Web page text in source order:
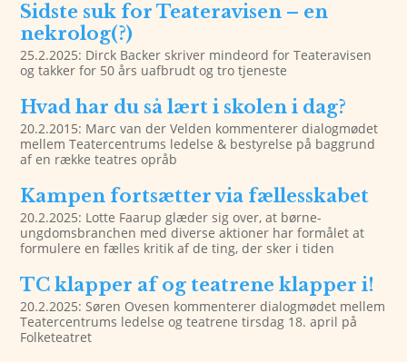
Sidste suk for Teateravisen – en
nekrolog(?)
25.2.2025: Dirck Backer skriver mindeord for Teateravisen
og takker for 50 års uafbrudt og tro tjeneste
Hvad har du så lært i skolen i dag?
20.2.2015: Marc van der Velden kommenterer dialogmødet
mellem Teatercentrums ledelse & bestyrelse på baggrund
af en række teatres opråb
Kampen fortsætter via fællesskabet
20.2.2025: Lotte Faarup glæder sig over, at børne-
ungdomsbranchen med diverse aktioner har formålet at
formulere en fælles kritik af de ting, der sker i tiden
TC klapper af og teatrene klapper i!
20.2.2025: Søren Ovesen kommenterer dialogmødet mellem
Teatercentrums ledelse og teatrene tirsdag 18. april på
Folketeatret